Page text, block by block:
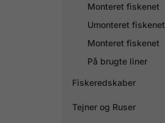
Monteret fiskenet
Umonteret fiskenet
Monteret fiskenet
På brugte liner
Fiskeredskaber
Tejner og Ruser